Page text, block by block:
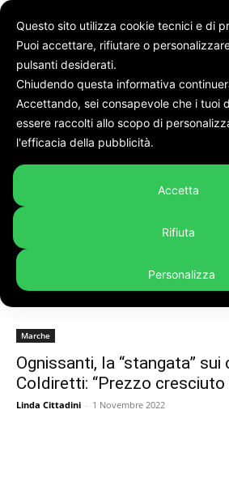
Stangata
Tag:stangata
Marche
Ognissanti, la “stangata” sui
Coldiretti: “Prezzo cresciuto
Linda Cittadini - 1 Novembre 2022
Questo sito utilizza cookie tecnici e di
Puoi accettare, rifiutare o
pulsanti desiderati.
Chiudendo questa informativa
Accettando, sei consapevole che i tuoi
essere raccolti allo scopo di
l'efficacia della pubblicità.
Accetta
Rifiuta
Personalizza